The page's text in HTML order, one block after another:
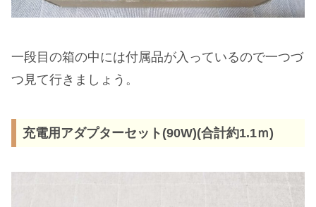
一段目の箱の中には付属品が入っているので一つづ
つ見て行きましょう。
充電用アダプターセット(90W)(合計約1.1ｍ)